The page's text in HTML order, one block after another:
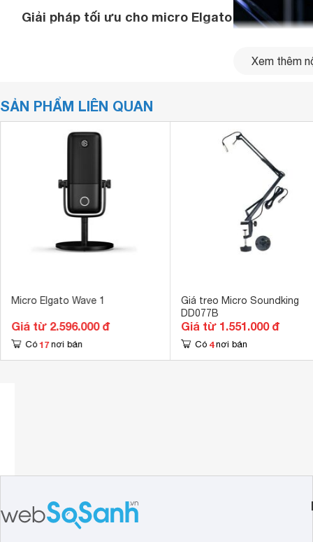
Giải pháp tối ưu cho micro Elgato
Khung thép
được va đập
phép bạn tự
Xem thêm
SẢN PHẨM LIÊN QUAN
Micro Elgato Wave 1
Giá từ 2.596.000 đ
Có 17 nơi bán
Giá treo Micro Soundking
DD077B
Giá từ 1.551.000 đ
Có 4 nơi bán